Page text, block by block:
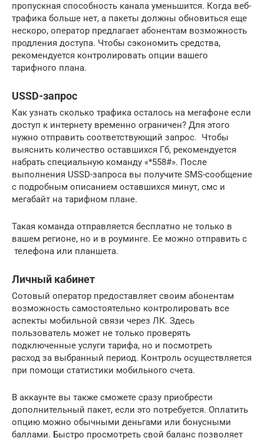
пропускная способность канала уменьшится. Когда веб-
трафика больше нет, а пакеты должны обновиться еще
нескоро, оператор предлагает абонентам возможность
продления доступа. Чтобы сэкономить средства,
рекомендуется контролировать опции вашего
тарифного плана.
USSD-запрос
Как узнать сколько трафика осталось на мегафоне если
доступ к интернету временно ограничен? Для этого
нужно отправить соответствующий запрос. Чтобы
выяснить количество оставшихся Гб, рекомендуется
набрать специальную команду «*558#». После
выполнения USSD-запроса вы получите SMS-сообщение
с подробным описанием оставшихся минут, смс и
мегабайт на тарифном плане.
Такая команда отправляется бесплатно не только в
вашем регионе, но и в роуминге. Ее можно отправить с
телефона или планшета.
Личный кабинет
Сотовый оператор предоставляет своим абонентам
возможность самостоятельно контролировать все
аспекты мобильной связи через ЛК. Здесь
пользователь может не только проверять
подключенные услуги тарифа, но и посмотреть
расход за выбранный период. Контроль осуществляется
при помощи статистики мобильного счета.
В аккаунте вы также сможете сразу приобрести
дополнительный пакет, если это потребуется. Оплатить
опцию можно обычными деньгами или бонусными
баллами. Быстро просмотреть свой баланс позволяет